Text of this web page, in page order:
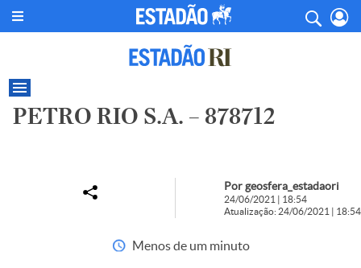
PETRO RIO S.A. – 878712
Por geosfera_estadaori
24/06/2021 | 18:54
Atualização: 24/06/2021 | 18:54
Menos de um minuto